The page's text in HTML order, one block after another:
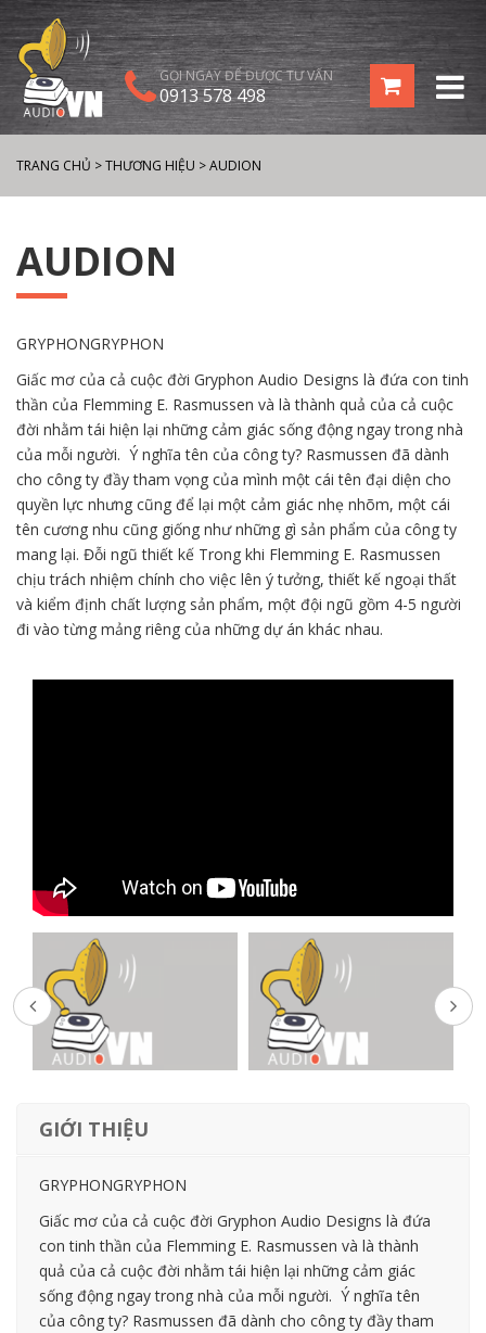
GỌI NGAY ĐỂ ĐƯỢC TƯ VẤN
0913 578 498
TRANG CHỦ >THƯƠNG HIỆU >AUDION
AUDION
GRYPHONGRYPHON
Giấc mơ của cả cuộc đời Gryphon Audio Designs là đứa con tinh
thần của Flemming E. Rasmussen và là thành quả của cả cuộc
đời nhằm tái hiện lại những cảm giác sống động ngay trong nhà
của mỗi người. Ý nghĩa tên của công ty? Rasmussen đã dành
cho công ty đầy tham vọng của mình một cái tên đại diện cho
quyền lực nhưng cũng để lại một cảm giác nhẹ nhõm, một cái
tên cương nhu cũng giống như những gì sản phẩm của công ty
mang lại. Đỗi ngũ thiết kế Trong khi Flemming E. Rasmussen
chịu trách nhiệm chính cho việc lên ý tưởng, thiết kế ngoại thất
và kiểm định chất lượng sản phẩm, một đội ngũ gồm 4-5 người
đi vào từng mảng riêng của những dự án khác nhau.
GIỚI THIỆU
GRYPHONGRYPHON
Giấc mơ của cả cuộc đời Gryphon Audio Designs là đứa
con tinh thần của Flemming E. Rasmussen và là thành
quả của cả cuộc đời nhằm tái hiện lại những cảm giác
sống động ngay trong nhà của mỗi người. Ý nghĩa tên
của công ty? Rasmussen đã dành cho công ty đầy tham